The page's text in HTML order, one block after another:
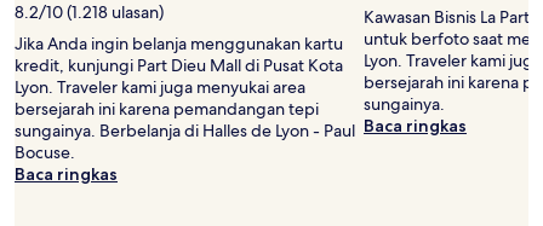
Kevin
CARY
8.2/10 (1.218 ulasan)
Jika Anda ingin belanja menggunakan kartu
kredit, kunjungi Part Dieu Mall di Pusat Kota
Lyon. Traveler kami juga menyukai area
bersejarah ini karena pemandangan tepi
sungainya. Berbelanja di Halles de Lyon - Paul
Bocuse.
Baca ringkas
Kawasan Bisnis La
untuk berfoto saat
Lyon. Traveler kami
bersejarah ini karena
sungainya.
Baca ringkas